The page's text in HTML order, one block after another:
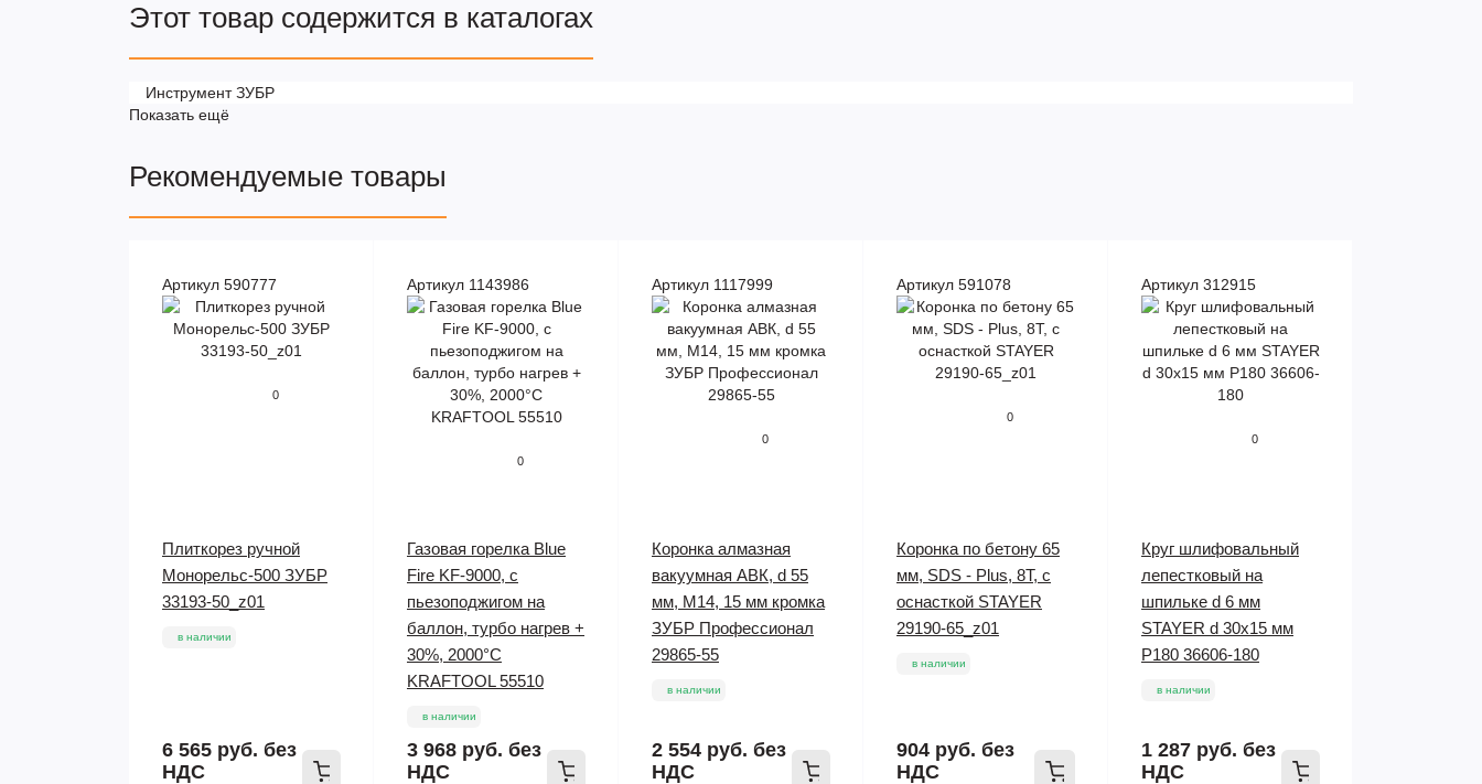
Этот товар содержится в каталогах
Инструмент ЗУБР
Показать ещё
Рекомендуемые товары
Артикул 590777
0
Плиткорез ручной
Монорельс-500 ЗУБР
33193-50_z01
в наличии
6 565 руб. без
НДС
Артикул 1143986
0
Газовая горелка Blue
Fire KF-9000, с
пьезоподжигом на
баллон, турбо нагрев +
30%, 2000°C
KRAFTOOL 55510
в наличии
3 968 руб. без
НДС
Артикул 1117999
0
Коронка алмазная
вакуумная АВК, d 55
мм, М14, 15 мм кромка
ЗУБР Профессионал
29865-55
в наличии
2 554 руб. без
НДС
Артикул 591078
0
Коронка по бетону 65
мм, SDS - Plus, 8T, с
оснасткой STAYER
29190-65_z01
в наличии
904 руб. без
НДС
Артикул 312915
0
Круг шлифовальный
лепестковый на
шпильке d 6 мм
STAYER d 30x15 мм
P180 36606-180
в наличии
1 287 руб. без
НДС